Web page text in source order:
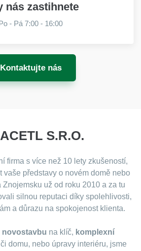
nás zastihnete
- Pá 7:00 - 16:00
Kontaktujte nás
S.R.O.
firma s více než 10 lety zkušeností,
vaše představy o novém domě nebo
Znojemsku už od roku 2010 a za tu
silnou reputaci díky spolehlivosti,
a důrazu na spokojenost klienta.
novostavbu na klíč, komplexní
domu, nebo úpravy interiéru, jsme